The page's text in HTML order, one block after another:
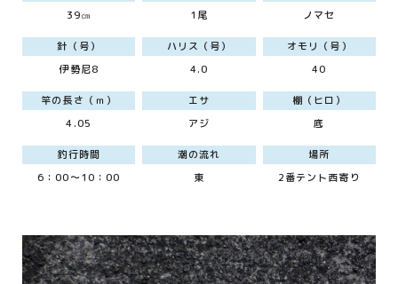
39㎝
1尾
ノマセ
針（号）
伊勢尼8
ハリス（号）
4.0
オモリ（号）
40
竿の長さ（ｍ）
4.05
エサ
アジ
棚（ヒロ）
底
釣行時間
6：00～10：00
潮の流れ
東
場所
2番テント西寄り